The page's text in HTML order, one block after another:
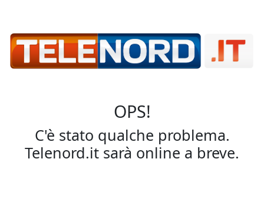
OPS!
C'è stato qualche problema.
Telenord.it sarà online a breve.